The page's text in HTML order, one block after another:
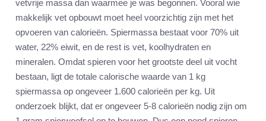
vetvrije massa dan waarmee je was begonnen. Vooral wie
makkelijk vet opbouwt moet heel voorzichtig zijn met het
opvoeren van calorieën. Spiermassa bestaat voor 70% uit
water, 22% eiwit, en de rest is vet, koolhydraten en
mineralen. Omdat spieren voor het grootste deel uit vocht
bestaan, ligt de totale calorische waarde van 1 kg
spiermassa op ongeveer 1.600 calorieën per kg. Uit
onderzoek blijkt, dat er ongeveer 5-8 calorieën nodig zijn om